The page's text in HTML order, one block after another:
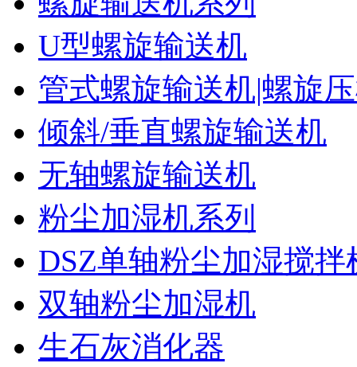
U型螺旋输送机
管式螺旋输送机|螺旋
倾斜/垂直螺旋输送机
无轴螺旋输送机
粉尘加湿机系列
DSZ单轴粉尘加湿搅拌
双轴粉尘加湿机
生石灰消化器